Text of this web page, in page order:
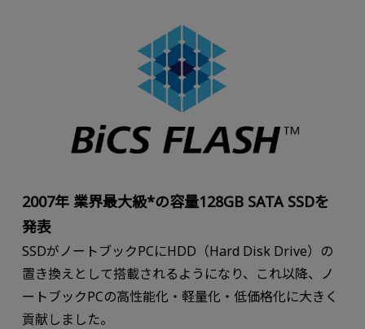
2007年 業界最大級*の容量128GB SATA SSDを
発表
SSDがノートブックPCにHDD（Hard Disk Drive）の
置き換えとして搭載されるようになり、これ以降、ノ
ートブックPCの⾼性能化・軽量化・低価格化に⼤きく
貢献しました。